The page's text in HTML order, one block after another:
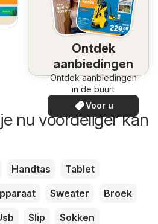
Ontdek
aanbiedingen
Ontdek aanbiedingen
in de buurt
Voor u
nu voordeliger kan
Handtas
Tablet
Sweater
Broek
Slip
Sokken